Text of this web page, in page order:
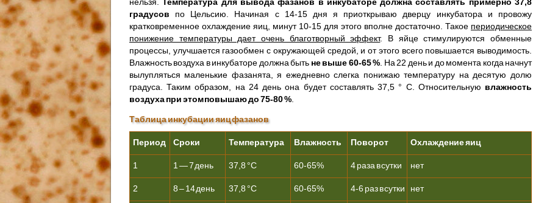
градусов по Цельсию. Начиная с 14-15 дня я приоткрываю дверцу инкубатора и провожу
кратковременное охлаждение яиц, минут 10-15 для этого вполне достаточно. Такое периодическое
понижение температуры дает очень благотворный эффект. В яйце стимулируются обменные
процессы, улучшается газообмен с окружающей средой, и от этого всего повышается выводимость.
Влажность воздуха в инкубаторе должна быть не выше 60-65 % . На 22 день и до момента когда начнут
вылупляться маленькие фазанята, я ежедневно слегка понижаю температуру на десятую долю
градуса. Таким образом, на 24 день она будет составлять 37,5 ° С. Относительную влажность
воздуха при этом повышаю до 75-80 %.
Таблица инкубации яиц фазанов
Период Сроки Температура Влажность Поворот Охлаждение яиц
1 1 — 7 день 37,8 °С 60-65% 4 раза в сутки нет
2 8 – 14 день 37,8 °С 60-65% 4-6 раз в сутки нет